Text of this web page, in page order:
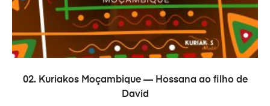
В КОРЗИНУ
02. Kuriakos Moçambique — Hossana ao filho de
David